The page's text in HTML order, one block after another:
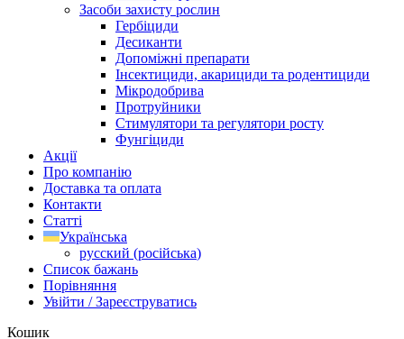
Засоби захисту рослин
Гербіциди
Десиканти
Допоміжні препарати
Інсектициди, акарициди та родентициди
Мікродобрива
Протруйники
Стимулятори та регулятори росту
Фунгіциди
Акції
Про компанію
Доставка та оплата
Контакти
Статті
Українська
русский (російська)
Список бажань
Порівняння
Увійти / Зареєструватись
Кошик